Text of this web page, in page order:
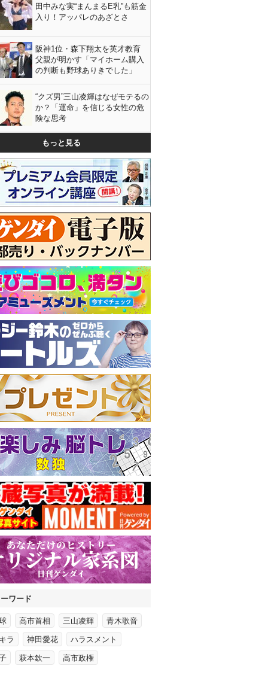
田中みな実“まんまるE乳”も筋金
入り！アッパレのあざとさ
阪神1位・森下翔太を英才教育
父親が明かす「マイホーム購入
の判断も野球ありきでした」
“クズ男”三山凌輝はなぜモテるの
か？「運命」を信じる女性の危
険な思考
もっと見る
ワード
高市首相 三山凌輝 青木歌音
ラ 神田愛花 ハラスメント
萩本欽一 高市政権